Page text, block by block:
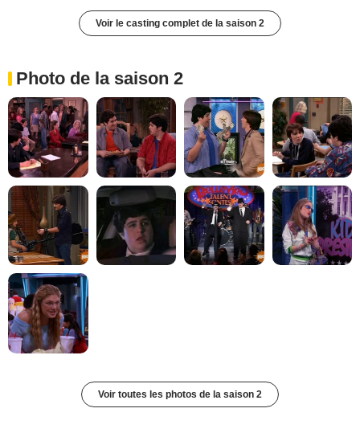
Voir le casting complet de la saison 2
Photo de la saison 2
Voir toutes les photos de la saison 2